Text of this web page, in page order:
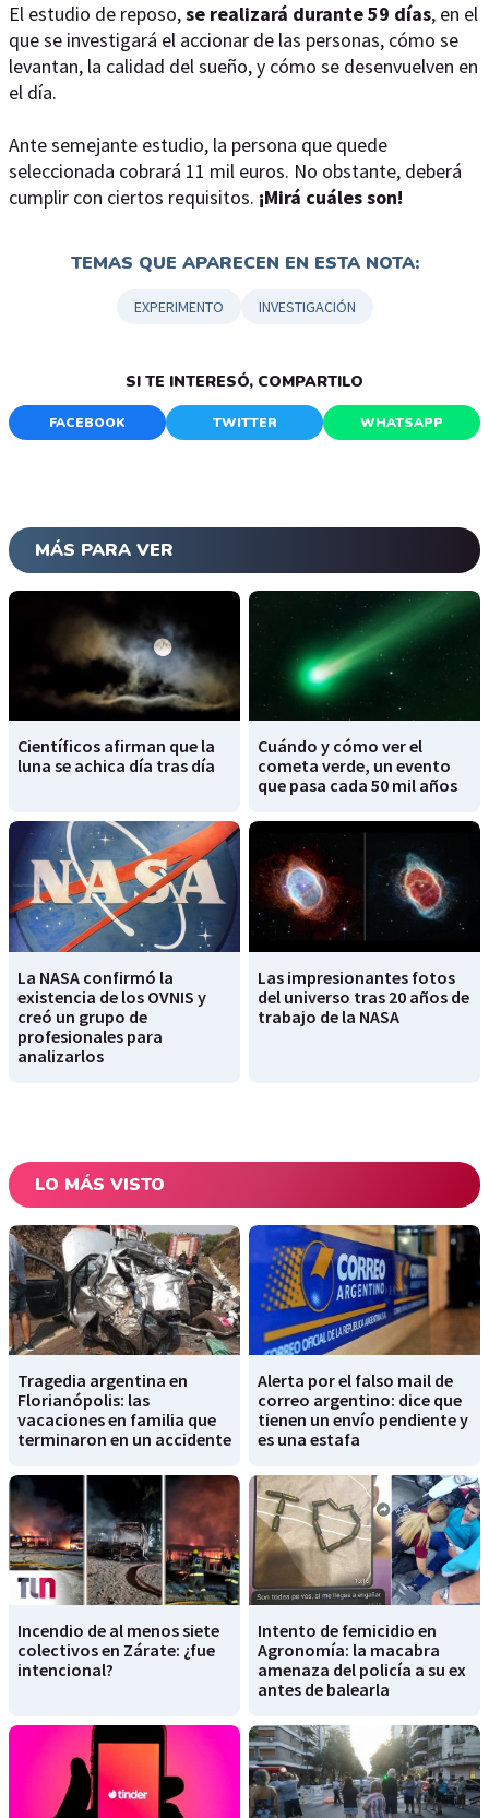
El estudio de reposo,se realizará durante 59 días, en el
que se investigará el accionar de las personas, cómo se
levantan, la calidad del sueño, y cómo se desenvuelven en
el día.
Ante semejante estudio, la persona que quede
seleccionada cobrará 11 mil euros. No obstante, deberá
cumplir con ciertos requisitos. ¡Mirá cuáles son!
TEMAS QUE APARECEN EN ESTA NOTA:
EXPERIMENTO INVESTIGACIÓN
SI TE INTERESÓ, COMPARTILO
FACEBOOK TWITTER WHATSAPP
MÁS PARA VER
Científicos afirman que la
luna se achica día tras día
Cuándo y cómo ver el
cometa verde, un evento
que pasa cada 50 mil años
La NASA confirmó la
existencia de los OVNIS y
creó un grupo de
profesionales para
analizarlos
Las impresionantes fotos
del universo tras 20 años de
trabajo de la NASA
LO MÁS VISTO
Tragedia argentina en
Florianópolis: las
vacaciones en familia que
terminaron en un accidente
Alerta por el falso mail de
correo argentino: dice que
tienen un envío pendiente y
es una estafa
Incendio de al menos siete
colectivos en Zárate: ¿fue
intencional?
Intento de femicidio en
Agronomía: la macabra
amenaza del policía a su ex
antes de balearla